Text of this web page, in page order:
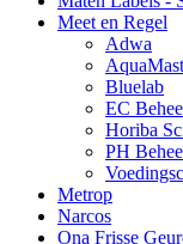
Meet en Regel
Adwa
Bluelab
EC
Horiba
PH
Metrop
Narcos
Ona Frisse